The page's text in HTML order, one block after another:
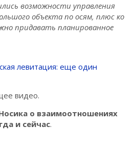
возможности управления
объекта по осям, плюс ко
придавать планированное
левитация: еще один
видео.
о взаимоотношениях
и сейчас.